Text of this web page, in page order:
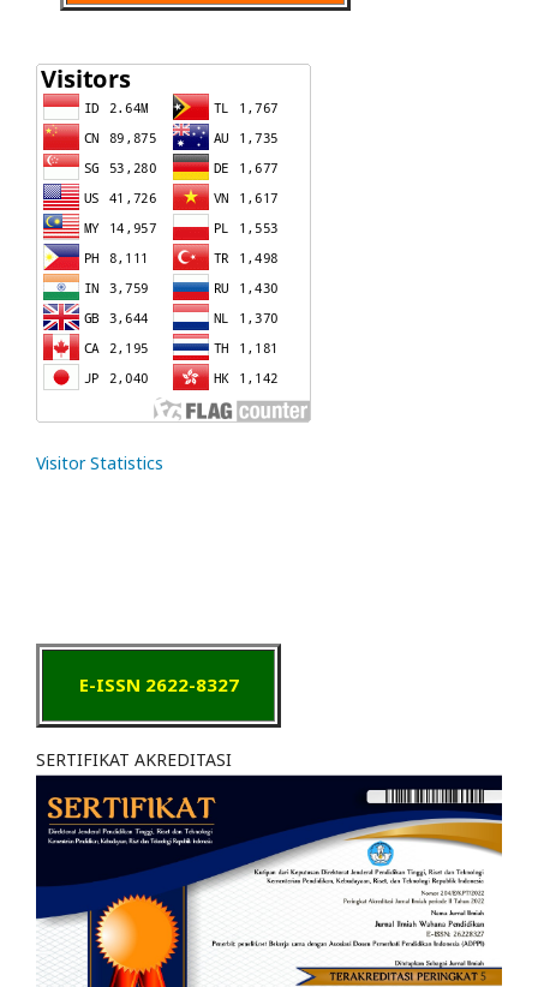
Visitor Statistics
E-ISSN 2622-8327
SERTIFIKAT AKREDITASI